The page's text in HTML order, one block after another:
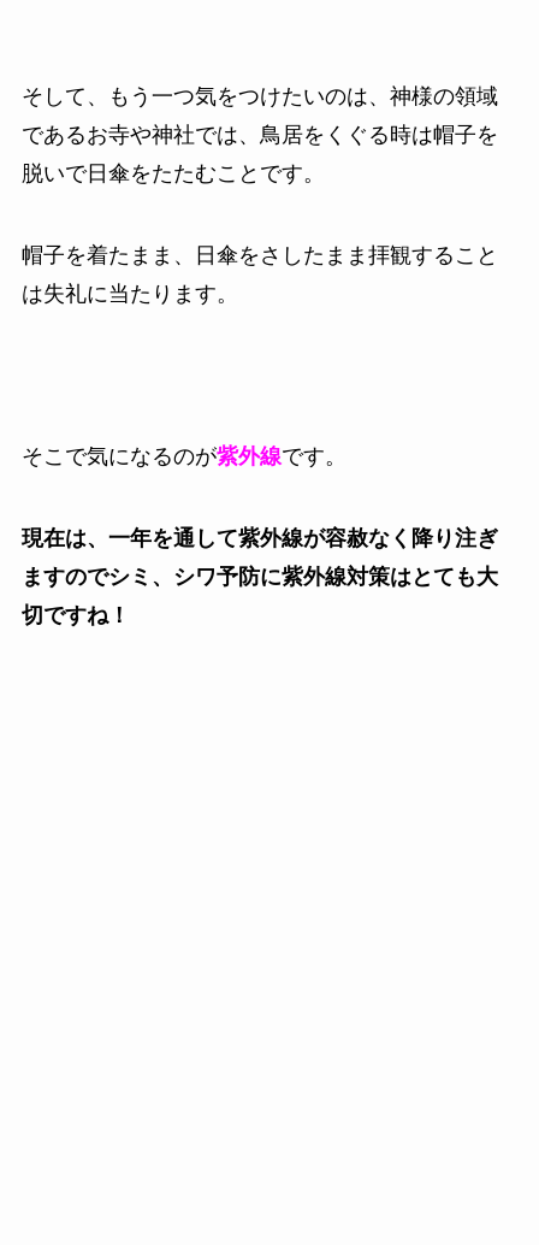
そして、もう一つ気をつけたいのは、神様の領域
であるお寺や神社では、鳥居をくぐる時は帽子を
脱いで日傘をたたむことです。
帽子を着たまま、日傘をさしたまま拝観すること
は失礼に当たります。
そこで気になるのが紫外線です。
現在は、一年を通して紫外線が容赦なく降り注ぎ
ますのでシミ、シワ予防に紫外線対策はとても大
切ですね！